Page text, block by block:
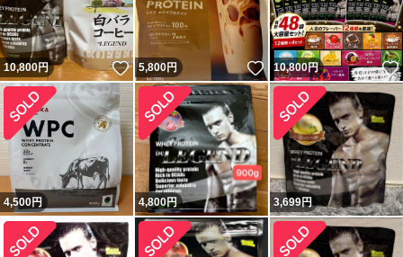
10,800円 いいね！
5,800円 いいね！
10,800円
4,500円 4,800円 3,699円